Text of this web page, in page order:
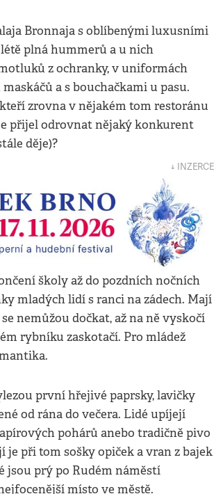
Bronnaja s oblíbenými luxusními
plná hummerů a u nich
z ochranky, v uniformách
a s bouchačkami u pasu.
zrovna v nějakém tom restoránu
přijel odrovnat nějaký konkurent
děje)?
↓ INZERCE
školy až do pozdních nočních
mladých lidí s ranci na zádech. Mají
nemůžou dočkat, až na ně vyskočí
rybníku zaskotačí. Pro mládež
první hřejivé paprsky, lavičky
od rána do večera. Lidé upíjejí
pohárů anebo tradičně pivo
je při tom sošky opiček a vran z bajek
jsou prý po Rudém náměstí
místo ve městě.